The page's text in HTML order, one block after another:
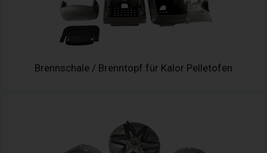
Brennschale / Brenntopf für Kalor Pelletofen